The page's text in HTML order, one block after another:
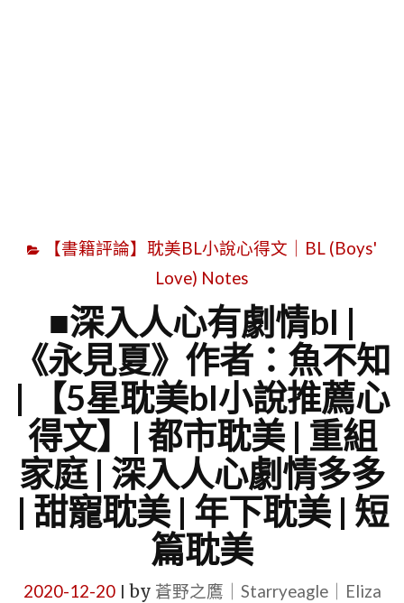
【書籍評論】耽美BL小說心得文｜BL (Boys'
Love) Notes
■深入人心有劇情bl |
《永見夏》作者：魚不知
| 【5星耽美bl小說推薦心
得文】| 都市耽美 | 重組
家庭 | 深入人心劇情多多
| 甜寵耽美 | 年下耽美 | 短
篇耽美
2020-12-20| by 蒼野之鷹｜Starryeagle｜Eliza